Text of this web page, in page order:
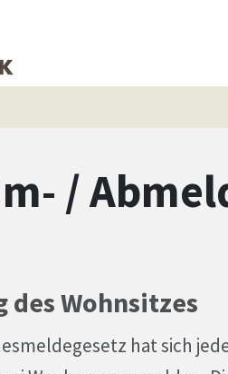
/
des Wohnsitzes
hat sich